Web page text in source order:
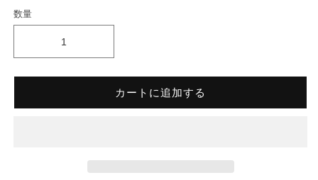
数量
カートに追加する